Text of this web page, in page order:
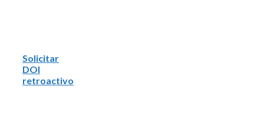
Solicitar
DOI
retroactivo